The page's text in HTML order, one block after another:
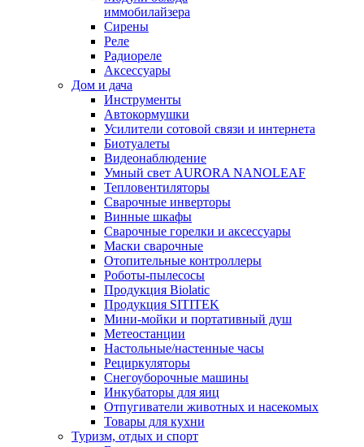
иммобилайзера
Сирены
Реле
Радиореле
Аксессуары
Дом и дача
Инструменты
Автокормушки
Усилители сотовой связи и интернета
Биотуалеты
Видеонаблюдение
Умный свет AURORA NANOLEAF
Тепловентиляторы
Сварочные инверторы
Винные шкафы
Сварочные горелки и аксессуары
Маски сварочные
Отопительные контроллеры
Роботы-пылесосы
Продукция Biolatic
Продукция SITITEK
Мини-мойки и портативный душ
Метеостанции
Настольные/настенные часы
Рециркуляторы
Снегоуборочные машины
Инкубаторы для яиц
Отпугиватели животных и насекомых
Товары для кухни
Туризм, отдых и спорт